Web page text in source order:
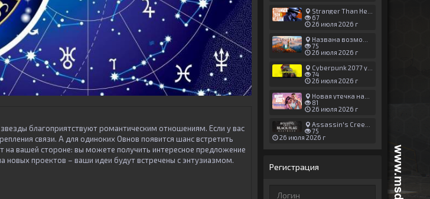
благоприятствуют романтическим отношениям. Если у вас
связи. А для одиноких Овнов появится шанс встретить
на вашей стороне: вы можете получить интересное предложение
новых проектов – ваши идеи будут встречены с энтузиазмом.
Stranger Than Heaven получила новый трейлер с акцентом на жестокие драки
67
26 июля 2026 г
Названа возможная дата выхода God of War: Laufey — 16 февраля 2027 года
75
26 июля 2026 г
Cyberpunk 2077 установила новый рекорд: 1,5 млрд загрузок модов, в топе — контент 18+
74
26 июля 2026 г
Новая утечка намекает на выход третьего трейлера GTA 6 уже 7 августа
81
26 июля 2026 г
Assassin's Creed Black Flag Resynced может позаимствовать систему испытаний у Mirage
75
26 июля 2026 г
Регистрация